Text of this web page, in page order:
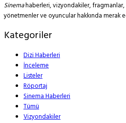
Sinemahaberleri, vizyondakiler,
yönetmenler ve oyuncular hakkında merak
Kategoriler
Dizi Haberleri
İnceleme
Listeler
Röportaj
Sinema Haberleri
Tümü
Vizyondakiler